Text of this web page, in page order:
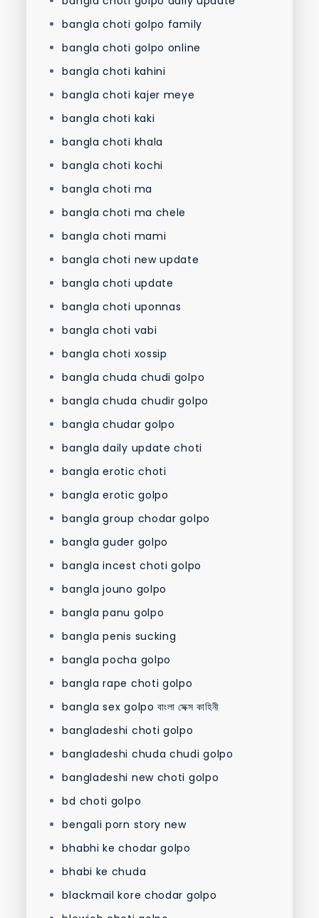
bangla choti golpo family
bangla choti golpo online
bangla choti kahini
bangla choti kajer meye
bangla choti kaki
bangla choti khala
bangla choti kochi
bangla choti ma
bangla choti ma chele
bangla choti mami
bangla choti new update
bangla choti update
bangla choti uponnas
bangla choti vabi
bangla choti xossip
bangla chuda chudi golpo
bangla chuda chudir golpo
bangla chudar golpo
bangla daily update choti
bangla erotic choti
bangla erotic golpo
bangla group chodar golpo
bangla guder golpo
bangla incest choti golpo
bangla jouno golpo
bangla panu golpo
bangla penis sucking
bangla pocha golpo
bangla rape choti golpo
bangla sex golpo বাংলা সেক্স কাহিনী
bangladeshi choti golpo
bangladeshi chuda chudi golpo
bangladeshi new choti golpo
bd choti golpo
bengali porn story new
bhabhi ke chodar golpo
bhabi ke chuda
blackmail kore chodar golpo